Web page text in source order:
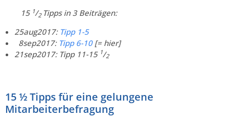
15 1/2 Tipps in 3 Beiträgen:
25aug2017: Tipp 1-5
8sep2017: Tipp 6-10[= hier]
21sep2017: Tipp 11-15 1/2
15 ½ Tipps für eine gelungene
Mitarbeiterbefragung